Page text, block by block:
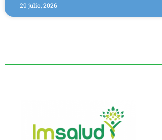
29 julio, 2026